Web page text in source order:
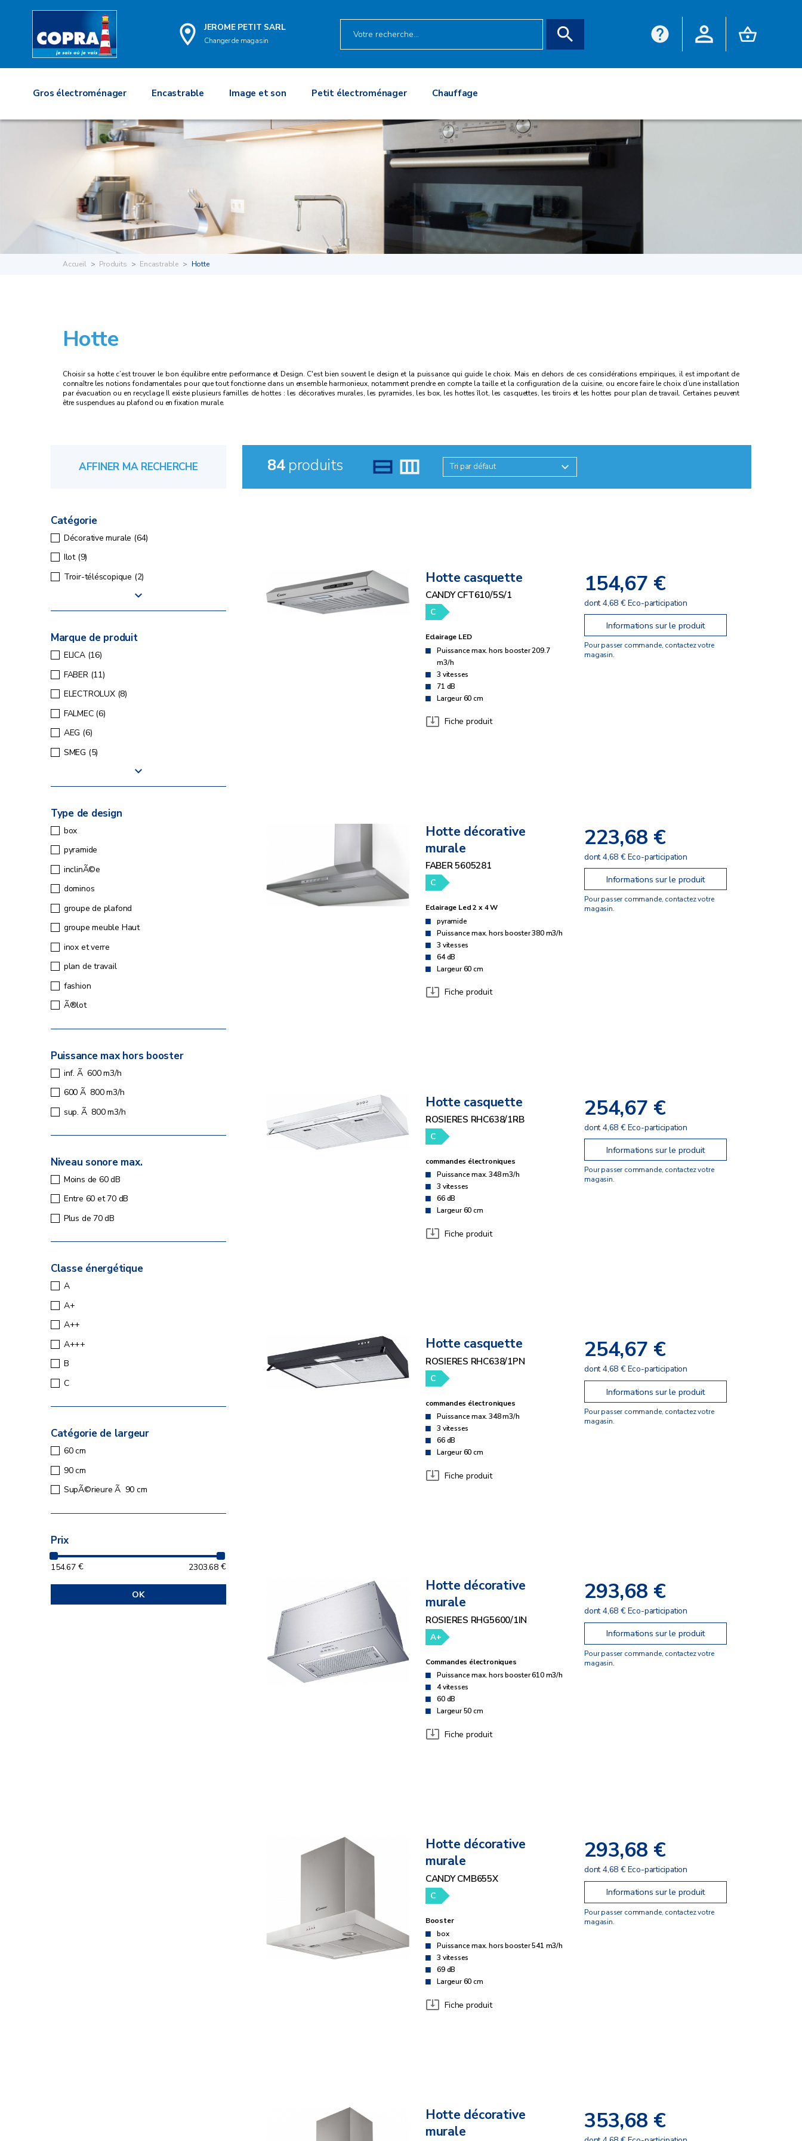
JEROME PETIT SARL
Changer de magasin
Gros électroménager Encastrable Image et son Petit électroménager Chauffage
Accueil Produits Encastrable Hotte
Hotte
Choisir sa hotte c’est trouver le bon équilibre entre performance et Design. C'est bien souvent le design et la puissance qui guide le choix. Mais en dehors de ces considérations empiriques, il est important de
connaître les notions fondamentales pour que tout fonctionne dans un ensemble harmonieux, notamment prendre en compte la taille et la configuration de la cuisine, ou encore faire le choix d’une installation
par évacuation ou en recyclage Il existe plusieurs familles de hottes : les décoratives murales, les pyramides, les box, les hottes îlot, les casquettes, les tiroirs et les hottes pour plan de travail. Certaines peuvent
être suspendues au plafond ou en fixation murale.
AFFINER MA RECHERCHE
Catégorie
Décorative murale (64)
Ilot (9)
Troir-téléscopique (2)
Marque de produit
ELICA (16)
FABER (11)
ELECTROLUX (8)
FALMEC (6)
AEG (6)
SMEG (5)
Type de design
box
pyramide
inclinÃ©e
dominos
groupe de plafond
groupe meuble Haut
inox et verre
plan de travail
fashion
Ã®lot
Puissance max hors booster
inf. Ã 600 m3/h
600 Ã 800 m3/h
sup. Ã 800 m3/h
Niveau sonore max.
Moins de 60 dB
Entre 60 et 70 dB
Plus de 70 dB
Classe énergétique
A
A+
A++
A+++
B
C
Catégorie de largeur
60 cm
90 cm
SupÃ©rieure Ã 90 cm
Prix
154.67 € 2303.68 €
OK
84produits Tri par défaut
Hotte casquette
CANDY CFT610/5S/1
C
Eclairage LED
Puissance max. hors booster 209.7
m3/h
3 vitesses
71 dB
Largeur 60 cm
Fiche produit
154,67 €
dont 4,68 € Eco-participation
Informations sur le produit
Pour passer commande, contactez votre
magasin.
Hotte décorative
murale
FABER 5605281
C
Eclairage Led 2 x 4 W
pyramide
Puissance max. hors booster 380 m3/h
3 vitesses
64 dB
Largeur 60 cm
Fiche produit
223,68 €
dont 4,68 € Eco-participation
Informations sur le produit
Pour passer commande, contactez votre
magasin.
Hotte casquette
ROSIERES RHC638/1RB
C
commandes électroniques
Puissance max. 348 m3/h
3 vitesses
66 dB
Largeur 60 cm
Fiche produit
254,67 €
dont 4,68 € Eco-participation
Informations sur le produit
Pour passer commande, contactez votre
magasin.
Hotte casquette
ROSIERES RHC638/1PN
C
commandes électroniques
Puissance max. 348 m3/h
3 vitesses
66 dB
Largeur 60 cm
Fiche produit
254,67 €
dont 4,68 € Eco-participation
Informations sur le produit
Pour passer commande, contactez votre
magasin.
Hotte décorative
murale
ROSIERES RHG5600/1IN
A+
Commandes électroniques
Puissance max. hors booster 610 m3/h
4 vitesses
60 dB
Largeur 50 cm
Fiche produit
293,68 €
dont 4,68 € Eco-participation
Informations sur le produit
Pour passer commande, contactez votre
magasin.
Hotte décorative
murale
CANDY CMB655X
C
Booster
box
Puissance max. hors booster 541 m3/h
3 vitesses
69 dB
Largeur 60 cm
Fiche produit
293,68 €
dont 4,68 € Eco-participation
Informations sur le produit
Pour passer commande, contactez votre
magasin.
Hotte décorative
murale
353,68 €